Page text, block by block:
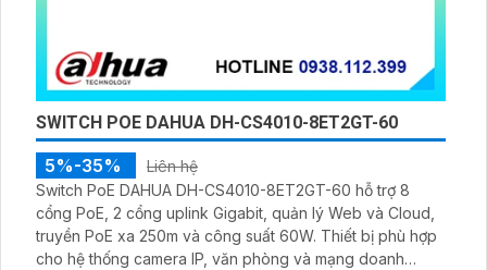
SWITCH POE DAHUA DH-CS4010-8ET2GT-60
5%-35%
Liên hệ
Switch PoE DAHUA DH-CS4010-8ET2GT-60 hỗ trợ 8
cổng PoE, 2 cổng uplink Gigabit, quản lý Web và Cloud,
truyền PoE xa 250m và công suất 60W. Thiết bị phù hợp
cho hệ thống camera IP, văn phòng và mạng doanh